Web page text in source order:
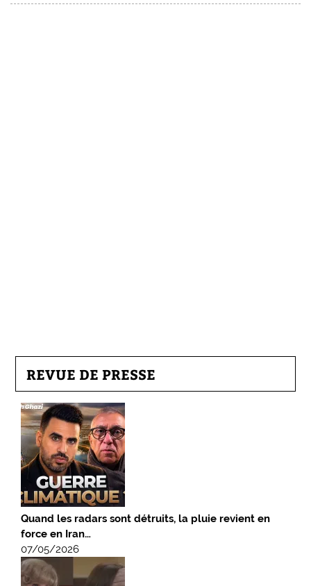
REVUE DE PRESSE
Quand les radars sont détruits, la pluie revient en
force en Iran…
07/05/2026